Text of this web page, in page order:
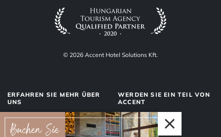
© 2026 Accent Hotel Solutions Kft.
ERFAHREN SIE MEHR ÜBER
UNS
WERDEN SIE EIN TEIL VON
ACCENT